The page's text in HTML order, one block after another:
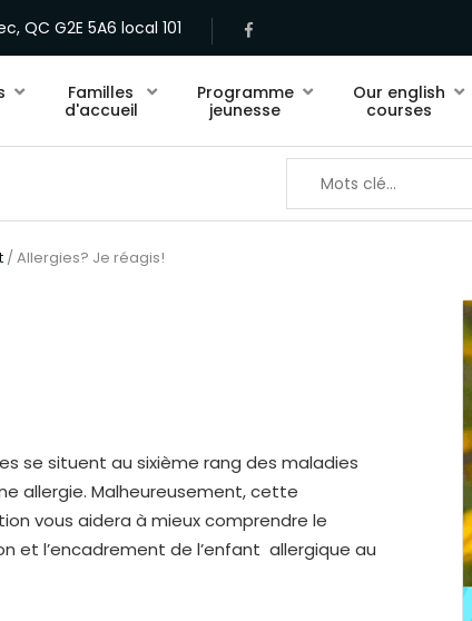
QC G2E 5A6 local 101
Familles
d'accueil
Programme
jeunesse
Our english
courses
/ Allergies? Je réagis!
se situent au sixième rang des maladies
allergie. Malheureusement, cette
vous aidera à mieux comprendre le
et l’encadrement de l’enfant allergique au